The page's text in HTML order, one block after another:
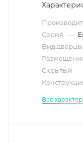
Серия —
Вид дверцы
Скрытый —
Все